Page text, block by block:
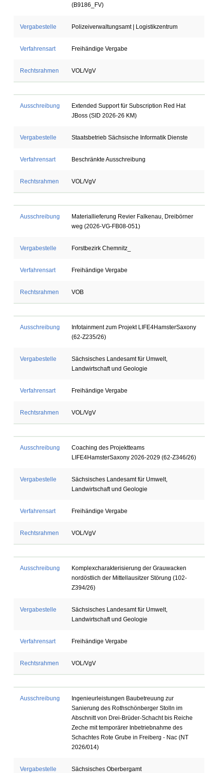
(B9186_FV)
Vergabestelle Polizeiverwaltungsamt | Logistikzentrum
Verfahrensart Freihändige Vergabe
Rechtsrahmen VOL/VgV
Ausschreibung
Extended Support für Subscription Red Hat
JBoss (SID 2026-26 KM)
Vergabestelle Staatsbetrieb Sächsische Informatik Dienste
Verfahrensart Beschränkte Ausschreibung
Rechtsrahmen VOL/VgV
Ausschreibung
Materiallieferung Revier Falkenau, Dreibörner
weg (2026-VG-FB08-051)
Vergabestelle Forstbezirk Chemnitz_
Verfahrensart Freihändige Vergabe
Rechtsrahmen VOB
Ausschreibung
Infotainment zum Projekt LIFE4HamsterSaxony
(62-Z235/26)
Vergabestelle
Sächsisches Landesamt für Umwelt,
Landwirtschaft und Geologie
Verfahrensart Freihändige Vergabe
Rechtsrahmen VOL/VgV
Ausschreibung
Coaching des Projektteams
LIFE4HamsterSaxony 2026-2029 (62-Z346/26)
Vergabestelle
Sächsisches Landesamt für Umwelt,
Landwirtschaft und Geologie
Verfahrensart Freihändige Vergabe
Rechtsrahmen VOL/VgV
Ausschreibung
Komplexcharakterisierung der Grauwacken
nordöstlich der Mittellausitzer Störung (102-
Z394/26)
Vergabestelle
Sächsisches Landesamt für Umwelt,
Landwirtschaft und Geologie
Verfahrensart Freihändige Vergabe
Rechtsrahmen VOL/VgV
Ausschreibung
Ingenieurleistungen Baubetreuung zur
Sanierung des Rothschönberger Stolln im
Abschnitt von Drei-Brüder-Schacht bis Reiche
Zeche mit temporärer Inbetriebnahme des
Schachtes Rote Grube in Freiberg - Nac (NT
2026/014)
Vergabestelle Sächsisches Oberbergamt